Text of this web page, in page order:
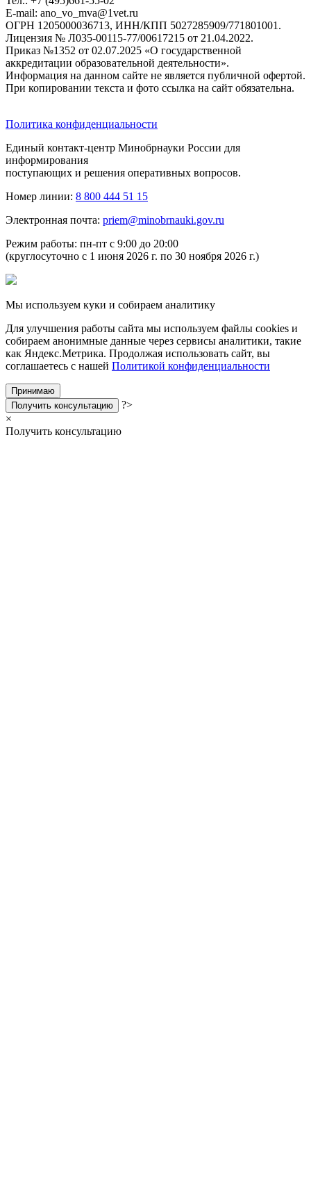
E-mail: ano_vo_mva@1vet.ru
ОГРН 1205000036713, ИНН/КПП 5027285909/771801001.
Лицензия № Л035-00115-77/00617215 от 21.04.2022.
Приказ №1352 от 02.07.2025 «О государственной
аккредитации образовательной деятельности».
Информация на данном сайте не является публичной офертой.
При копировании текста и фото ссылка на сайт обязательна.
Политика конфиденциальности
Единый контакт-центр Минобрнауки России для
информирования
поступающих и решения оперативных вопросов.
Номер линии: 8 800 444 51 15
Электронная почта: priem@minobrnauki.gov.ru
Режим работы: пн-пт с 9:00 до 20:00
(круглосуточно с 1 июня 2026 г. по 30 ноября 2026 г.)
Мы используем куки и собираем аналитику
Для улучшения работы сайта мы используем файлы cookies и
собираем анонимные данные через сервисы аналитики, такие
как Яндекс.Метрика. Продолжая использовать сайт, вы
соглашаетесь с нашей Политикой конфиденциальности
Принимаю
Получить консультацию
?>
×
Получить консультацию